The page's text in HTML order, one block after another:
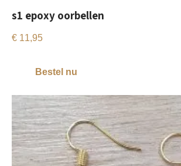
s1 epoxy oorbellen
€ 11,95
Bestel nu